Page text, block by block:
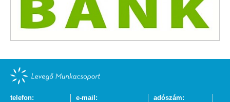
telefon: e-mail: adószám: